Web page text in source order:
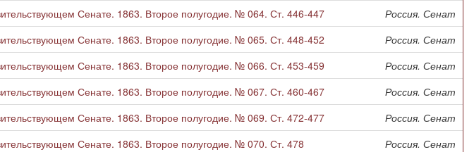
Сенате. 1863. Второе полугодие. № 064. Ст. 446-447
Россия. Сенат
Сенате. 1863. Второе полугодие. № 065. Ст. 448-452
Россия. Сенат
Сенате. 1863. Второе полугодие. № 066. Ст. 453-459
Россия. Сенат
Сенате. 1863. Второе полугодие. № 067. Ст. 460-467
Россия. Сенат
Сенате. 1863. Второе полугодие. № 069. Ст. 472-477
Россия. Сенат
Сенате. 1863. Второе полугодие. № 070. Ст. 478
Россия. Сенат